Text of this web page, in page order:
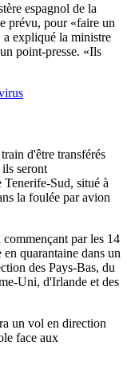
espagnol de la
prévu, pour «faire un
a expliqué la ministre
point-presse. «Ils
d'être transférés
seront
Sud, situé à
la foulée par avion
par les 14
quarantaine dans un
des Pays-Bas, du
Uni, d'Irlande et des
un vol en direction
face aux